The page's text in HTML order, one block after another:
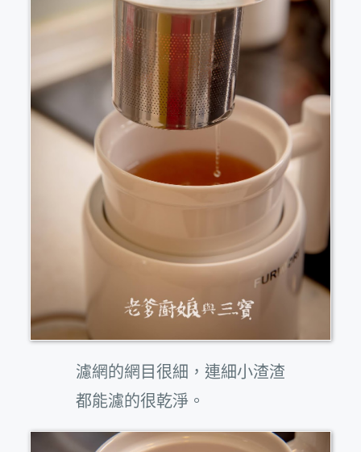
濾網的網目很細，連細小渣渣
都能濾的很乾淨。